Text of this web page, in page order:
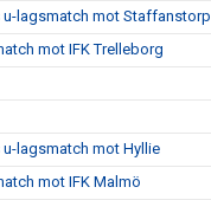
lagsmatch mot Staffanstorp
mot IFK Trelleborg
lagsmatch mot Hyllie
mot IFK Malmö